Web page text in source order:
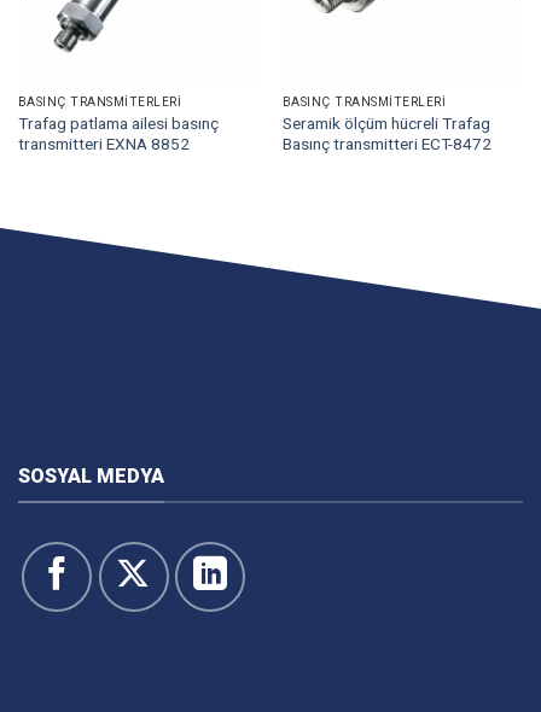
BASINÇ TRANSMITERLERI
Trafag patlama ailesi basınç
transmitteri EXNA 8852
BASINÇ TRANSMITERLERI
Seramik ölçüm hücreli Trafag
Basınç transmitteri ECT-8472
SOSYAL MEDYA